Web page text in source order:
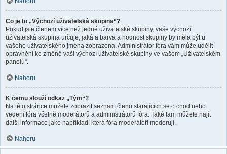
Co je to „Výchozí uživatelská skupina“?
Pokud jste členem více než jedné uživatelské skupiny, vaše výchozí
uživatelská skupina určuje, jaká a barva a hodnost skupiny by měla být u
vašeho uživatelského jména zobrazena. Administrátor fóra vám může udělit
oprávnění ke změně vaší výchozí uživatelské skupiny ve vašem „Uživatelském
panelu“.
Nahoru
K čemu slouží odkaz „Tým“?
Na této stránce můžete zobrazit seznam členů starajících se o chod nebo
vedení fóra včetně moderátorů a administrátorů fóra. Také tam můžete najít
další informace jako například, která fóra moderátoři moderují.
Nahoru